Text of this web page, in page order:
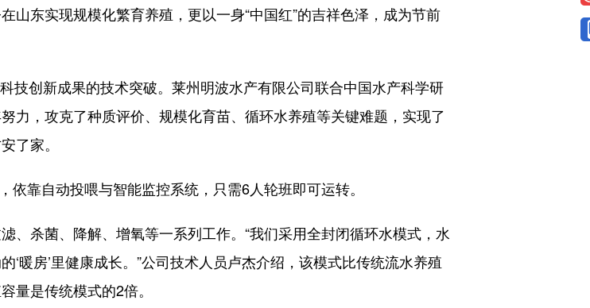
山东实现规模化繁育养殖，更以一身“中国红”的吉祥色泽，成为节前
创新成果的技术突破。莱州明波水产有限公司联合中国水产科学研
力，攻克了种质评价、规模化育苗、循环水养殖等关键难题，实现了
了家。
靠自动投喂与智能监控系统，只需6人轮班即可运转。
杀菌、降解、增氧等一系列工作。“我们采用全封闭循环水模式，水
暖房’里健康成长。”公司技术人员卢杰介绍，该模式比传统流水养殖
量是传统模式的2倍。